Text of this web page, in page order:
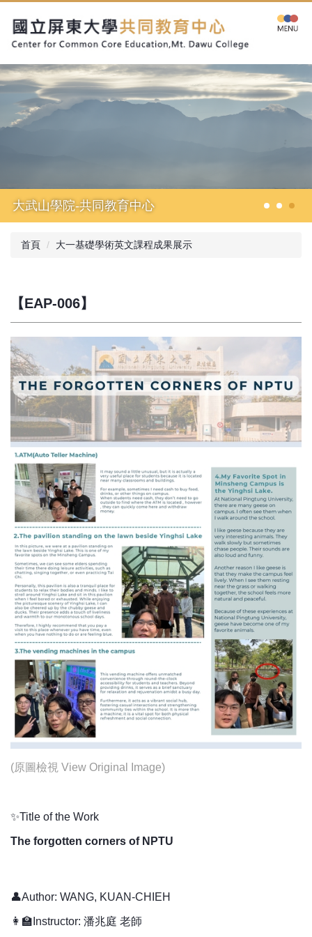
到
主
內
容
大武山學院-共同教育中心
首頁 大一基礎學術英文課程成果展示
【EAP-006】
(原圖檢視 View Original Image)
✨Title of the Work
The forgotten corners of NPTU
👤Author: WANG, KUAN-CHIEH
👩‍🏫Instructor: 潘兆庭 老師